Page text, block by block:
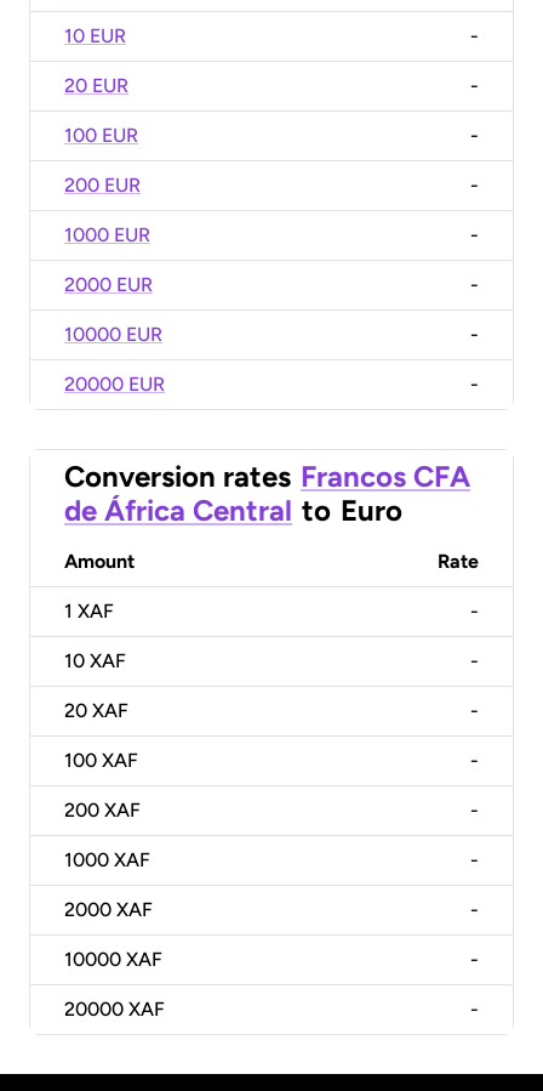
10 EUR -
20 EUR -
100 EUR -
200 EUR -
1000 EUR -
2000 EUR -
10000 EUR -
20000 EUR -
Conversion rates Francos CFA
de África Central to Euro
Amount Rate
1 XAF -
10 XAF -
20 XAF -
100 XAF -
200 XAF -
1000 XAF -
2000 XAF -
10000 XAF -
20000 XAF -